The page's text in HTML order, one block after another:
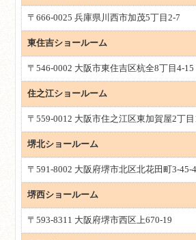
〒666-0025 兵庫県川西市加茂5丁目2-7
東住吉ショールーム
〒546-0002 大阪市東住吉区杭全8丁目4-15
住之江ショールーム
〒559-0012 大阪市住之江区東加賀屋2丁目
堺北ショールーム
〒591-8002 大阪府堺市北区北花田町3-45-
堺西ショールーム
〒593-8311 大阪府堺市西区上670-19